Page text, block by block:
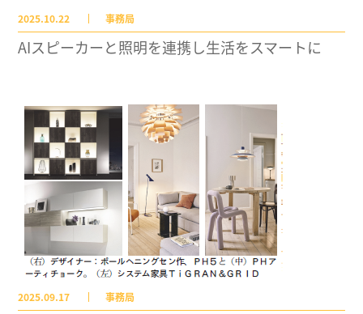
2025.10.22 事務局
AIスピーカーと照明を連携し生活をスマートに
2025.09.17 事務局